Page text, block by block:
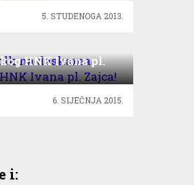
5. STUDENOGA 2013.
HNK Ivana pl.
Zajca!
6. SIJEČNJA 2015.
i: